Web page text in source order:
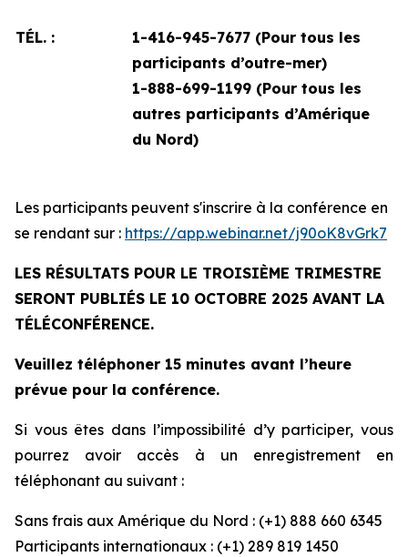
TÉL. :
1-416-945-7677 (Pour tous les
participants d’outre-mer)
1-888-699-1199 (Pour tous les
autres participants d’Amérique
du Nord)
Les participants peuvent s'inscrire à la conférence en
se rendant sur : https://app.webinar.net/j90oK8vGrk7
LES RÉSULTATS POUR LE TROISIÈME TRIMESTRE
SERONT PUBLIÉS LE 10 OCTOBRE 2025 AVANT LA
TÉLÉCONFÉRENCE.
Veuillez téléphoner 15 minutes avant l’heure
prévue pour la conférence.
Si vous êtes dans l’impossibilité d’y participer, vous
pourrez avoir accès à un enregistrement en
téléphonant au suivant :
Sans frais aux Amérique du Nord : (+1) 888 660 6345
Participants internationaux : (+1) 289 819 1450